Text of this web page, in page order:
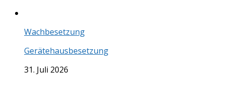
Wachbesetzung
Gerätehausbesetzung
31. Juli 2026